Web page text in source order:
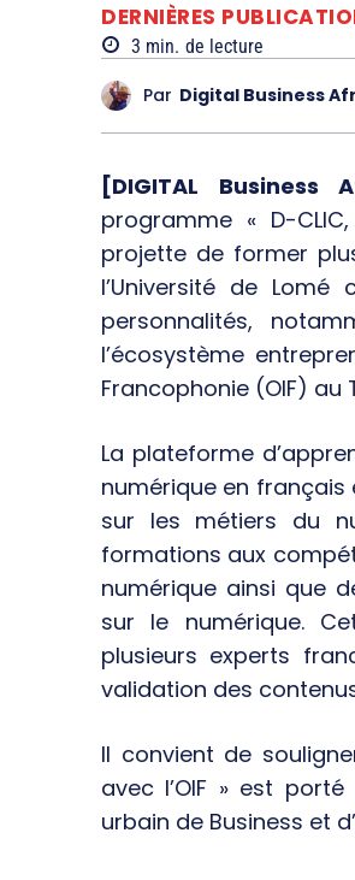
DERNIÈRES
3 min. de lecture
Par Digital Business
[DIGITAL Business
programme « D-
projette de former
l’Université de
personnalités,
l’écosystème
Francophonie (OIF)
La plateforme
numérique en
sur les métiers du
formations aux
numérique ainsi que
sur le numérique.
plusieurs experts
validation des
Il convient de
avec l’OIF » est
urbain de Business et